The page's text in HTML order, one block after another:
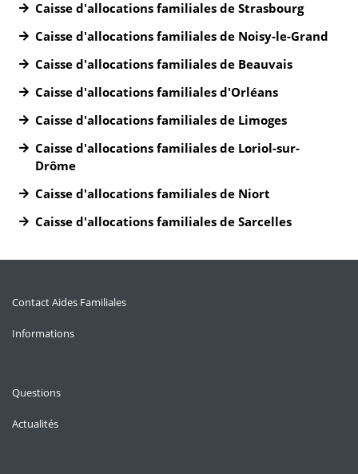
Caisse d'allocations familiales de Strasbourg
Caisse d'allocations familiales de Noisy-le-Grand
Caisse d'allocations familiales de Beauvais
Caisse d'allocations familiales d'Orléans
Caisse d'allocations familiales de Limoges
Caisse d'allocations familiales de Loriol-sur-
Drôme
Caisse d'allocations familiales de Niort
Caisse d'allocations familiales de Sarcelles
Contact Aides Familiales
Informations
Questions
Actualités